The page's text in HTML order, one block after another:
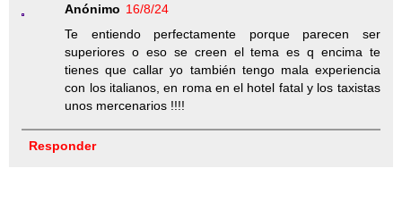
Anónimo 16/8/24
Te entiendo perfectamente porque parecen ser
superiores o eso se creen el tema es q encima te
tienes que callar yo también tengo mala experiencia
con los italianos, en roma en el hotel fatal y los taxistas
unos mercenarios !!!!
Responder